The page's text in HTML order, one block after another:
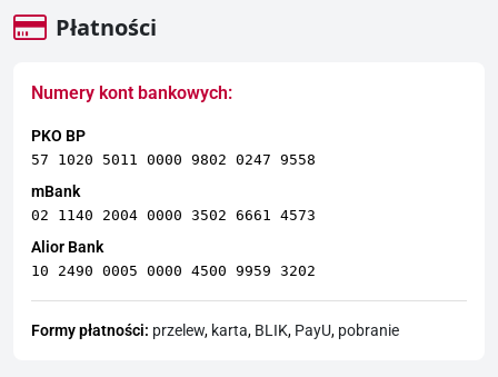
Płatności
Numery kont bankowych:
PKO BP
57 1020 5011 0000 9802 0247 9558
mBank
02 1140 2004 0000 3502 6661 4573
Alior Bank
10 2490 0005 0000 4500 9959 3202
Formy płatności: przelew, karta, BLIK, PayU, pobranie